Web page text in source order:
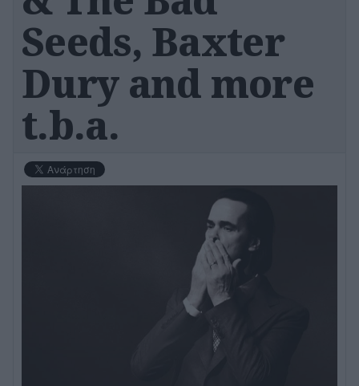
Seeds, Baxter
Dury and more
t.b.a.